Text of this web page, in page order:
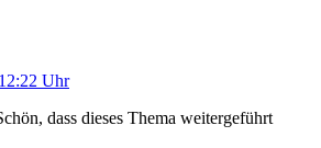
Uhr
dass dieses Thema weitergeführt